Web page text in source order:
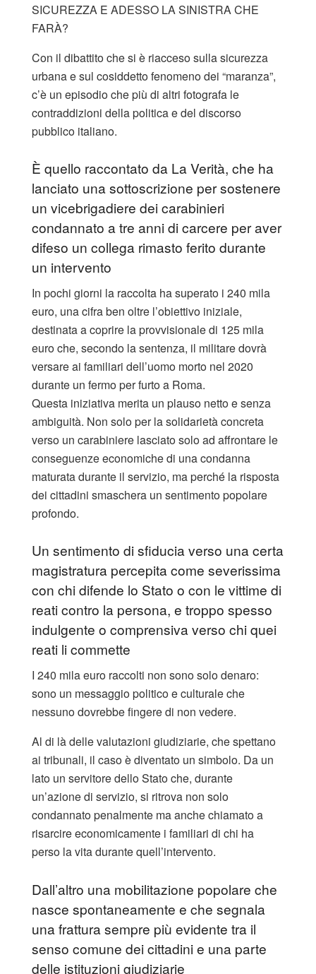
SICUREZZA E ADESSO LA SINISTRA CHE
FARÀ?
Con il dibattito che si è riacceso sulla sicurezza
urbana e sul cosiddetto fenomeno dei “maranza”,
c’è un episodio che più di altri fotografa le
contraddizioni della politica e del discorso
pubblico italiano.
È quello raccontato da La Verità, che ha
lanciato una sottoscrizione per sostenere
un vicebrigadiere dei carabinieri
condannato a tre anni di carcere per aver
difeso un collega rimasto ferito durante
un intervento
In pochi giorni la raccolta ha superato i 240 mila
euro, una cifra ben oltre l’obiettivo iniziale,
destinata a coprire la provvisionale di 125 mila
euro che, secondo la sentenza, il militare dovrà
versare ai familiari dell’uomo morto nel 2020
durante un fermo per furto a Roma.
Questa iniziativa merita un plauso netto e senza
ambiguità. Non solo per la solidarietà concreta
verso un carabiniere lasciato solo ad affrontare le
conseguenze economiche di una condanna
maturata durante il servizio, ma perché la risposta
dei cittadini smaschera un sentimento popolare
profondo.
Un sentimento di sfiducia verso una certa
magistratura percepita come severissima
con chi difende lo Stato o con le vittime di
reati contro la persona, e troppo spesso
indulgente o comprensiva verso chi quei
reati li commette
I 240 mila euro raccolti non sono solo denaro:
sono un messaggio politico e culturale che
nessuno dovrebbe fingere di non vedere.
Al di là delle valutazioni giudiziarie, che spettano
ai tribunali, il caso è diventato un simbolo. Da un
lato un servitore dello Stato che, durante
un’azione di servizio, si ritrova non solo
condannato penalmente ma anche chiamato a
risarcire economicamente i familiari di chi ha
perso la vita durante quell’intervento.
Dall’altro una mobilitazione popolare che
nasce spontaneamente e che segnala
una frattura sempre più evidente tra il
senso comune dei cittadini e una parte
delle istituzioni giudiziarie